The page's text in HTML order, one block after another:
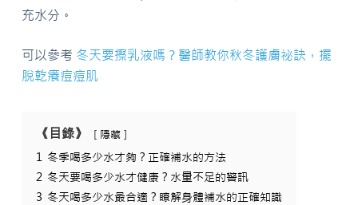
充水分。
可以參考 冬天要擦乳液嗎？醫師教你秋冬護膚祕訣，擺
脫乾癢痘痘肌
《目錄》 隱藏
1 冬季喝多少水才夠？正確補水的方法
2 冬天要喝多少水才健康？水量不足的警訊
3 冬天喝多少水最合適？瞭解身體補水的正確知識